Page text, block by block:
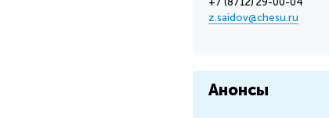
z.saidov@chesu.ru
Анонсы